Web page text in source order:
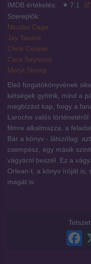
IMDB értékelés:
7.1
Szereplők:
Nicolas Cage
Jay Tavare
Chris Cooper
Cara Seymour
Meryl Streep
Első forgatókönyvének
kétségek gyötrik, mind a
megbízást kap, hogy a
Laroche valós
filmre alkalmazza, a
Bár a könyv - látszólag 
csempész, egy másik
vágyáról beszél. Ez a
Orlean-t, a könyv íróját is,
magát is.